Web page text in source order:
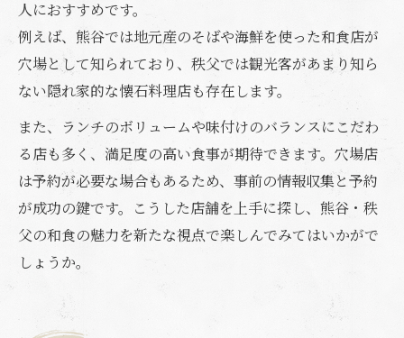
人におすすめです。
例えば、熊谷では地元産のそばや海鮮を使った和食店が
穴場として知られており、秩父では観光客があまり知ら
ない隠れ家的な懐石料理店も存在します。
また、ランチのボリュームや味付けのバランスにこだわ
る店も多く、満足度の高い食事が期待できます。穴場店
は予約が必要な場合もあるため、事前の情報収集と予約
が成功の鍵です。こうした店舗を上手に探し、熊谷・秩
父の和食の魅力を新たな視点で楽しんでみてはいかがで
しょうか。